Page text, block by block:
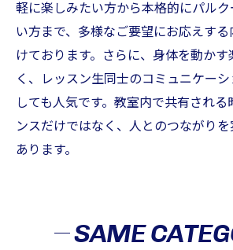
軽に楽しみたい方から本格的にパル
い方まで、多様なご要望にお応えす
けております。さらに、身体を動か
く、レッスン生同士のコミュニケー
しても人気です。教室内で共有され
ンスだけではなく、人とのつながり
あります。
SAME